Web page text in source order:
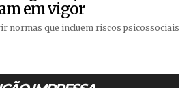
em vigor
normas que incluem riscos psicossociais